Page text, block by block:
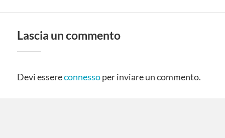
Lascia un commento
Devi essereconnessoper inviare un commento.